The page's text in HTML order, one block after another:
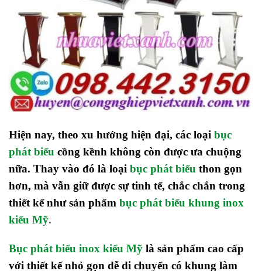
Hiện nay, theo xu hướng hiện đại, các loại bục
phát biểu cồng kềnh không còn được ưa chuộng
nữa. Thay vào đó là loại bục phát biểu thon gọn
hơn, mà vẫn giữ được sự tinh tế, chắc chắn trong
thiết kế như sản phẩm bục phát biểu khung inox
kiểu Mỹ.
Bục phát biểu inox kiểu Mỹ là sản phẩm cao cấp
với thiết kếnhỏ gọn dễ di chuyển có khung làm